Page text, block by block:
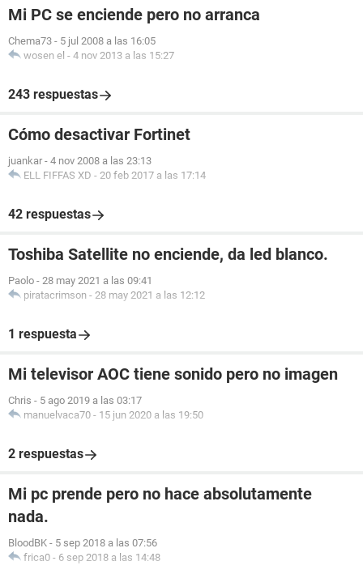
Mi PC se enciende pero no arranca
Chema73 - 5 jul 2008 a las 16:05
wosen el - 4 nov 2013 a las 15:27
243 respuestas
Cómo desactivar Fortinet
juankar - 4 nov 2008 a las 23:13
ELL FIFFAS XD - 20 feb 2017 a las 17:14
42 respuestas
Toshiba Satellite no enciende, da led blanco.
Paolo - 28 may 2021 a las 09:41
piratacrimson - 28 may 2021 a las 12:12
1 respuesta
Mi televisor AOC tiene sonido pero no imagen
Chris - 5 ago 2019 a las 03:17
manuelvaca70 - 15 jun 2020 a las 19:50
2 respuestas
Mi pc prende pero no hace absolutamente
nada.
BloodBK - 5 sep 2018 a las 07:56
frica0 - 6 sep 2018 a las 14:48